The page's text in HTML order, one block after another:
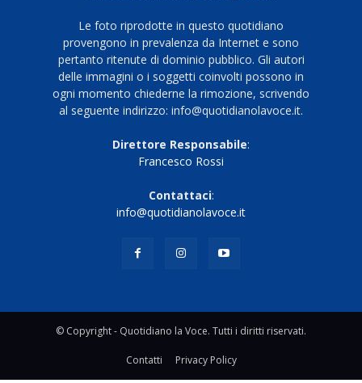
Le foto riprodotte in questo quotidiano
provengono in prevalenza da Internet e sono
pertanto ritenute di dominio pubblico. Gli autori
delle immagini o i soggetti coinvolti possono in
ogni momento chiederne la rimozione, scrivendo
al seguente indirizzo: info@quotidianolavoce.it.
Direttore Responsabile:
Francesco Rossi
Contattaci:
info@quotidianolavoce.it
© Copyright - Quotidiano la Voce. Tutti i diritti riservati.
Contatti Privacy Policy